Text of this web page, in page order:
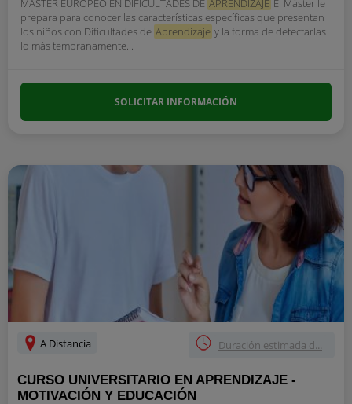
MASTER EUROPEO EN DIFICULTADES DE APRENDIZAJE El Máster le
prepara para conocer las características específicas que presentan
los niños con Dificultades de Aprendizaje y la forma de detectarlas
lo más tempranamente...
SOLICITAR INFORMACIÓN
A Distancia Duración estimada d...
CURSO UNIVERSITARIO EN APRENDIZAJE -
MOTIVACIÓN Y EDUCACIÓN